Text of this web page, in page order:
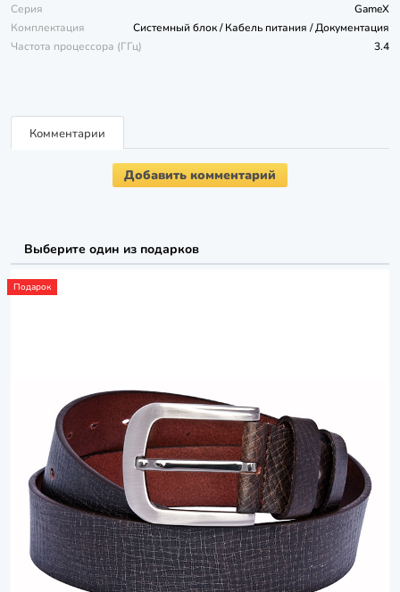
Серия
GameX
Комплектация
Системный блок / Кабель питания / Документация
Частота процессора (ГГц)
3.4
Комментарии
Добавить комментарий
Выберите один из подарков
Подарок